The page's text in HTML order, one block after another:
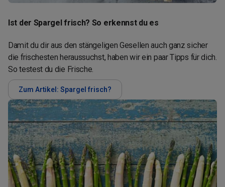
Ist der Spargel frisch? So erkennst du es
Damit du dir aus den stängeligen Gesellen auch ganz sicher
die frischesten heraussuchst, haben wir ein paar Tipps für dich.
So testest du die Frische.
Zum Artikel: Spargel frisch?